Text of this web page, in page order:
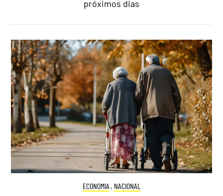
próximos dias
ECONOMIA , NACIONAL